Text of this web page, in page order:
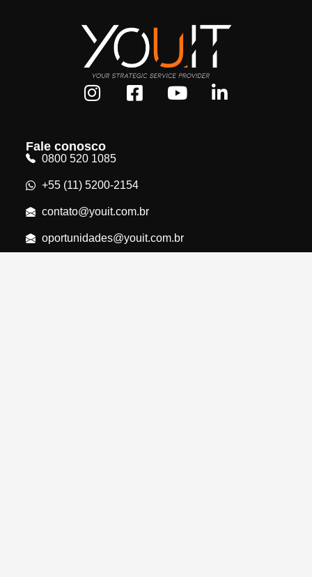
Fale conosco
0800 520 1085
+55 (11) 5200-2154
contato@youit.com.br
oportunidades@youit.com.br